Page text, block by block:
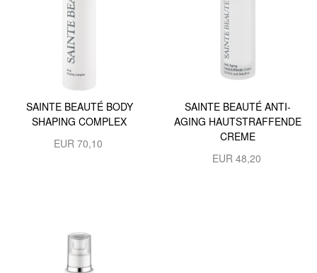
SAINTE BEAUTÉ BODY
SHAPING COMPLEX
EUR 70,10
SAINTE BEAUTÉ ANTI-
AGING HAUTSTRAFFENDE
CREME
EUR 48,20